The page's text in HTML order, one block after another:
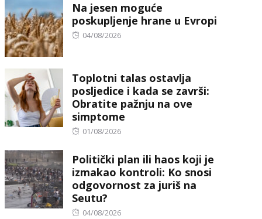
Na jesen moguće
poskupljenje hrane u Evropi
Posted
04/08/2026
Toplotni talas ostavlja
posljedice i kada se završi:
Obratite pažnju na ove
simptome
Posted
01/08/2026
Politički plan ili haos koji je
izmakao kontroli: Ko snosi
odgovornost za juriš na
Seutu?
Posted
04/08/2026